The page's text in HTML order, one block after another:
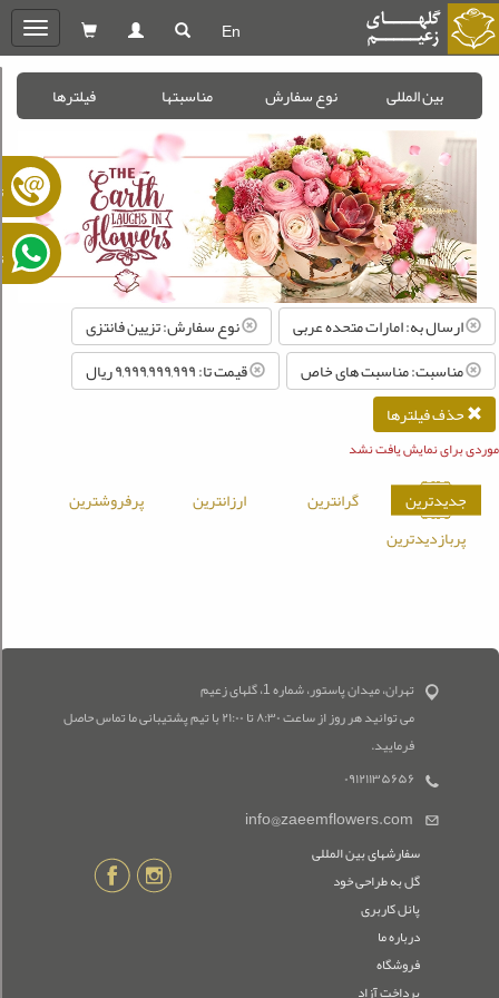
En
بین المللی نوع سفارش مناسبتها فیلترها
ارسال به: امارات متحده عربی
نوع سفارش: تزیین فانتزی
مناسبت: مناسبت های خاص
قیمت تا: ۹,۹۹۹,۹۹۹,۹۹۹ ريال
حذف فیلترها
موردی برای نمایش یافت نشد
جدیدترین گرانترین ارزانترین
پرفروشترین
پربازدیدترین
تهران، میدان پاستور، شماره 1، گلهای زعیم
می توانید هر روز از ساعت ۸:۳۰ تا ۲۱:۰۰ با تیم پشتیبانی ما تماس حاصل
فرمایید.
۰۹۱۲۱۱۳۵۶۵۶
info@zaeemflowers.com
سفارشهای بین المللی
گل به طراحی خود
پانل کاربری
درباره ما
فروشگاه
پرداخت آزاد